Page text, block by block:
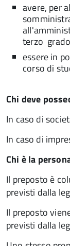
avere, per
terzo
essere in
corso di
Chi deve
In caso di
In caso di
Chi è la
Il preposto è
previsti dalla
Il preposto
previsti dalla